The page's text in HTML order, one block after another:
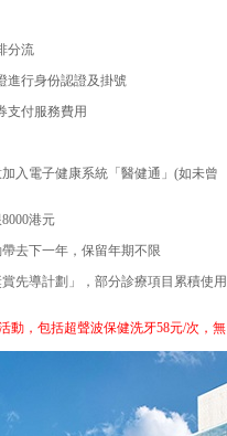
分流
行身份認證及掛號
付服務費用
入電子健康系統「醫健通」(如未曾
港元
去下一年，保留年期不限
導計劃」，部分診療項目累積使用
，包括超聲波保健洗牙58元/次，無